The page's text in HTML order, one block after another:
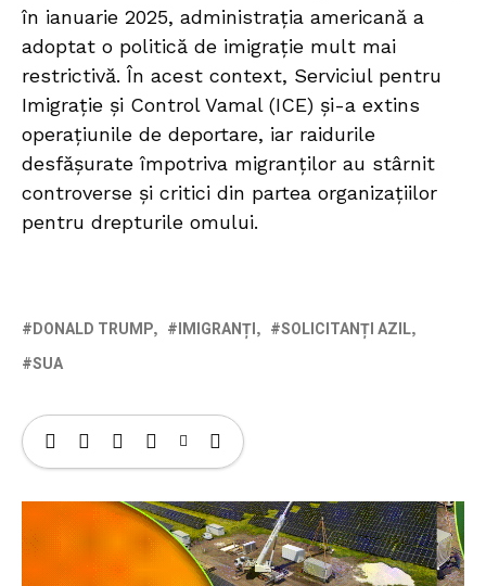
în ianuarie 2025, administrația americană a
adoptat o politică de imigrație mult mai
restrictivă. În acest context, Serviciul pentru
Imigrație și Control Vamal (ICE) și-a extins
operațiunile de deportare, iar raidurile
desfășurate împotriva migranților au stârnit
controverse și critici din partea organizațiilor
pentru drepturile omului.
DONALD TRUMP IMIGRANȚI
SOLICITANȚI AZIL
SUA